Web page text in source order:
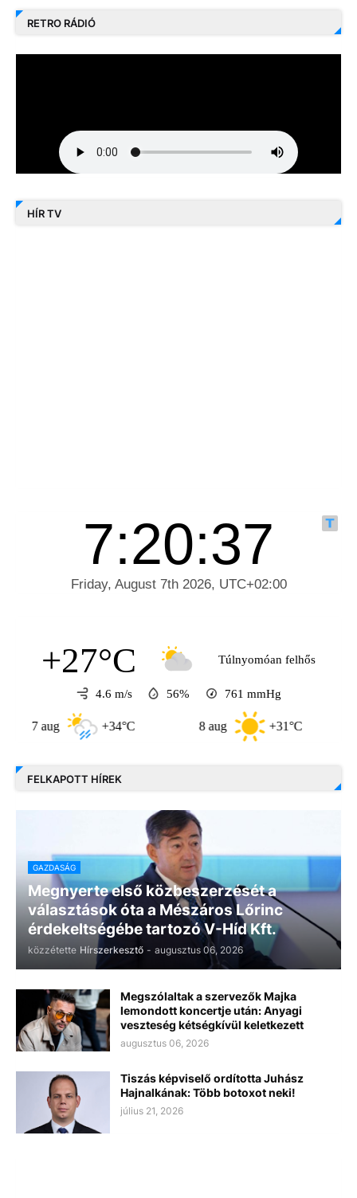
RETRO RÁDIÓ
HÍR TV
+27°C Túlnyomóan felhős
4.6 m/s 56% 761 mmHg
+34°C +31°C
FELKAPOTT HÍREK
GAZDASÁG
Megnyerte első közbeszerzését a
választások óta a Mészáros Lőrinc
érdekeltségébe tartozó V-Híd Kft.
közzétette Hírszerkesztő - augusztus 06, 2026
Megszólaltak a szervezők Majka
lemondott koncertje után: Anyagi
veszteség kétségkívül keletkezett
augusztus 06, 2026
Tiszás képviselő ordította Juhász
Hajnalkának: Több botoxot neki!
július 21, 2026